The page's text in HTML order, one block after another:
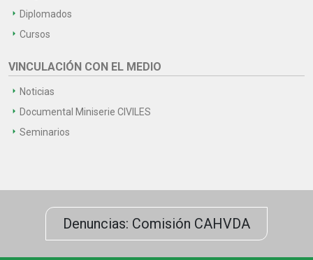
Diplomados
Cursos
VINCULACIÓN CON EL MEDIO
Noticias
Documental Miniserie CIVILES
Seminarios
Denuncias: Comisión CAHVDA